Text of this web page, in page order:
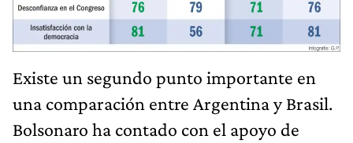
Existe un segundo punto importante en
una comparación entre Argentina y Brasil.
Bolsonaro ha contado con el apoyo de